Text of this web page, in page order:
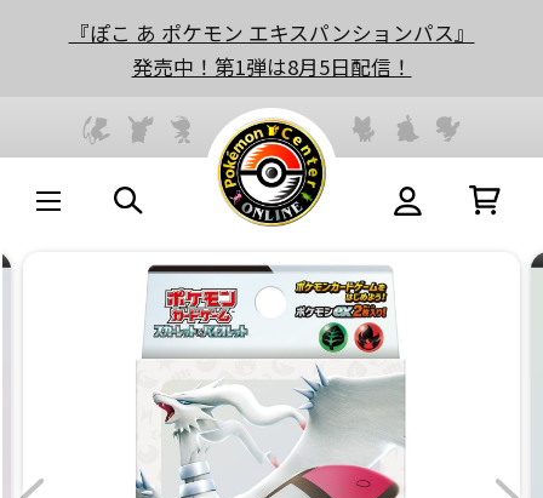
『ぽこ あ ポケモン エキスパンションパス』
発売中！第1弾は8月5日配信！